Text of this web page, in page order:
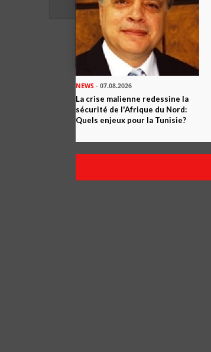
NEWS - 07.08.2026
La crise malienne redessine la
sécurité de l'Afrique du Nord:
Quels enjeux pour la Tunisie?